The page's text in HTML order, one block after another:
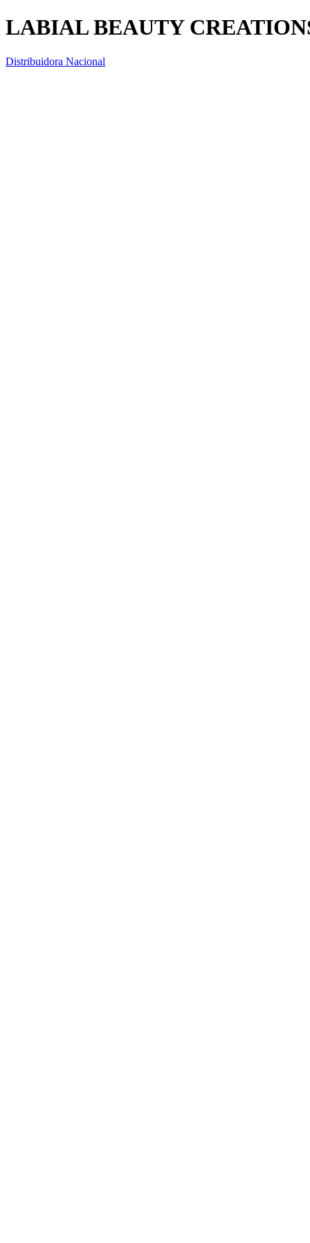
LABIAL BEAUTY
Distribuidora Nacional